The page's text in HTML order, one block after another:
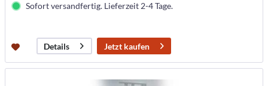
Sofort versandfertig. Lieferzeit 2-4 Tage.
Details Jetzt kaufen